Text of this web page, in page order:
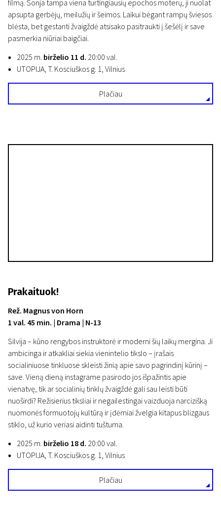
filmą. Sonja tampa viena turtingiausių epochos moterų, ji nuolat
apsupta gerbėjų, meilužių ir šeimos. Laikui bėgant rampų šviesos
blėsta, bet gestanti žvaigždė atsisako pasitraukti į šešėlį ir save
pasmerkia niūriai baigčiai.
2025 m. birželio 11 d. 20:00 val.
UTOPIJA, T. Kosciuškos g. 1, Vilnius
Plačiau
Prakaituok!
Rež. Magnus von Horn
1 val. 45 min. | Drama | N-13
Silvija – kūno rengybos instruktorė ir moderni šių laikų mergina. Ji
ambicinga ir atkakliai siekia vienintelio tikslo – įrašais
socialiniuose tinkluose skleisti žinią apie savo pagrindinį kūrinį –
save. Vieną dieną instagrame pasirodo jos išpažintis apie
vienatvę, tik ar socialinių tinklų žvaigždė gali sau leisti būti
nuoširdi? Režisierius tiksliai ir negailestingai vaizduoja narcizišką
nuomonės formuotojų kultūrą ir įdėmiai žvelgia kitapus blizgaus
stiklo, už kurio veriasi aidinti tuštuma.
2025 m. birželio 18 d. 20:00 val.
UTOPIJA, T. Kosciuškos g. 1, Vilnius
Plačiau